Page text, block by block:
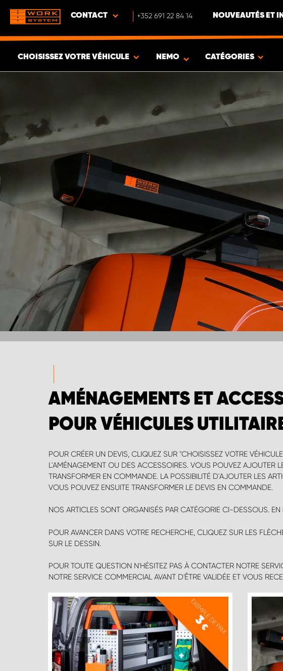
CONTACT +352 691 22 84 14 NOUVEAUTÉS ET
CHOISISSEZ VOTRE VÉHICULE NEMO CATÉGORIES
AMÉNAGEMENTS ET
POUR VÉHICULES
POUR CRÉER UN DEVIS, CLIQUEZ SUR "CHOISISSEZ VOTRE
L'AMÉNAGEMENT OU DES ACCESSOIRES. VOUS POUVEZ AJOUTER
TRANSFORMER EN COMMANDE. LA POSSIBILITÉ D'AJOUTER LES
VOUS POUVEZ ENSUITE TRANSFORMER LE DEVIS EN COMMANDE.
NOS ARTICLES SONT ORGANISÉS PAR CATÉGORIE CI-DESSOUS.
POUR AVANCER DANS VOTRE RECHERCHE, CLIQUEZ SUR LES
SUR LE DESSIN.
POUR TOUTE QUESTION N'HÉSITEZ PAS À CONTACTER NOTRE
NOTRE SERVICE COMMERCIAL AVANT D'ÊTRE VALIDÉE ET VOUS
EXEMPLE DE PRIX
3
€